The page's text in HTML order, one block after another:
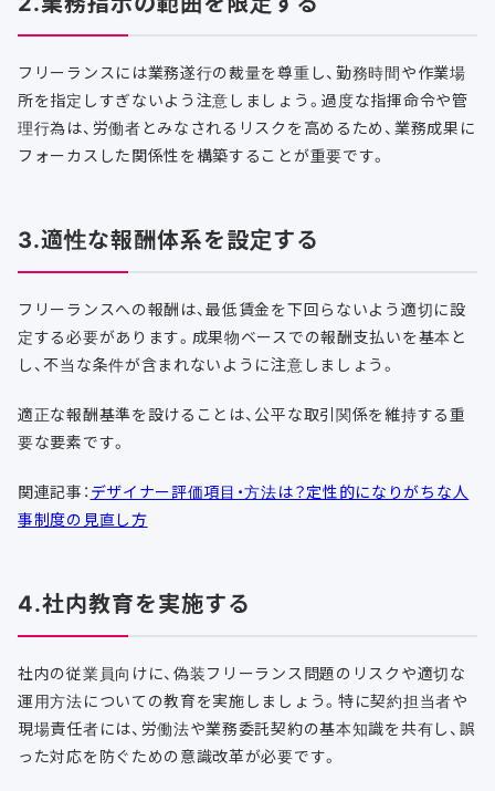
フリーランスには業務遂行の裁量を尊重し、勤務時間や作業場
所を指定しすぎないよう注意しましょう。過度な指揮命令や管
理行為は、労働者とみなされるリスクを高めるため、業務成果に
フォーカスした関係性を構築することが重要です。
3.適性な報酬体系を設定する
フリーランスへの報酬は、最低賃金を下回らないよう適切に設
定する必要があります。成果物ベースでの報酬支払いを基本と
し、不当な条件が含まれないように注意しましょう。
適正な報酬基準を設けることは、公平な取引関係を維持する重
要な要素です。
関連記事： デザイナー評価項目・方法は？定性的になりがちな人
事制度の見直し方
4.社内教育を実施する
社内の従業員向けに、偽装フリーランス問題のリスクや適切な
運用方法についての教育を実施しましょう。特に契約担当者や
現場責任者には、労働法や業務委託契約の基本知識を共有し、誤
った対応を防ぐための意識改革が必要です。